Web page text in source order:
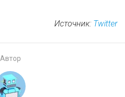
Источник: Twitter
Автор